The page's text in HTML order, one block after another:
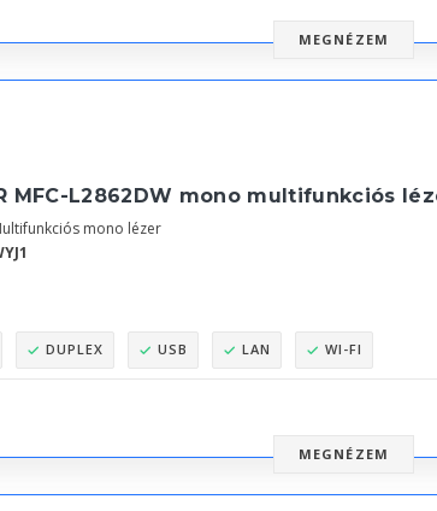
MEGNÉZEM
MFC-L2862DW mono multifunkciós
mono lézer
DUPLEX USB LAN WI-FI
MEGNÉZEM